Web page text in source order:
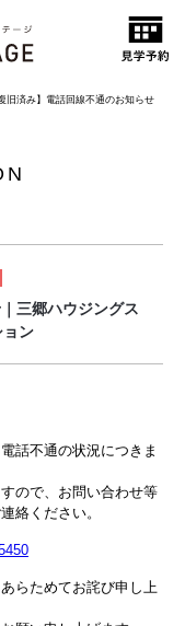
復旧済み】電話回線不通のお知らせ
三郷ハウジングス
ョン
話不通の状況につきま
ので、お問い合わせ等
絡ください。
らためてお詫び申し上